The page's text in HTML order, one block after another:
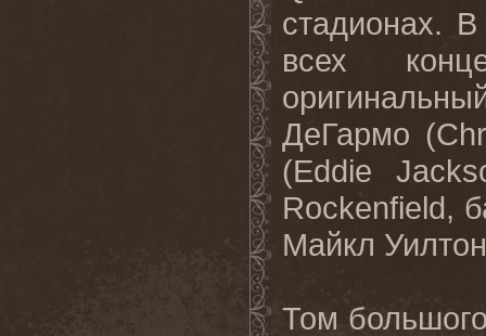
стадионах. В
всех
ДеГармо
(Eddie
Rockenfield,
Майкл Уилтон
Том